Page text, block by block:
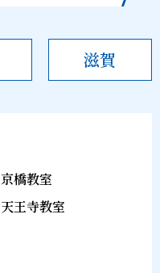
滋賀
京橋教室
天王寺教室